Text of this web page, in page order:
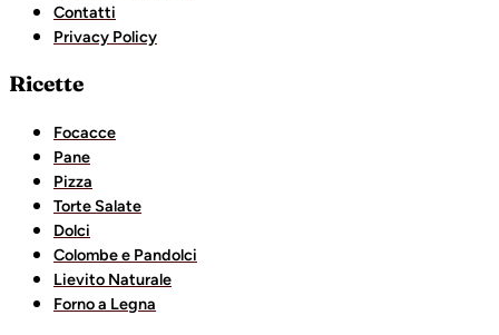
Contatti
Privacy Policy
Ricette
Focacce
Pane
Pizza
Torte Salate
Dolci
Colombe e Pandolci
Lievito Naturale
Forno a Legna